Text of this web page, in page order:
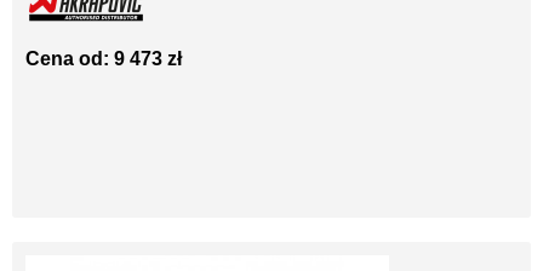
Cena od: 9 473 zł